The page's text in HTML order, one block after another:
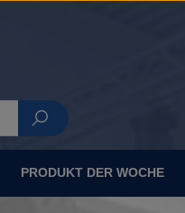
PRODUKT DER WOCHE